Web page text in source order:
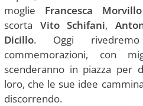
moglie Francesca Morvillo
scorta Vito Schifani,
Dicillo. Oggi
commemorazioni, con
scenderanno in piazza per
loro, che le sue idee
discorrendo.